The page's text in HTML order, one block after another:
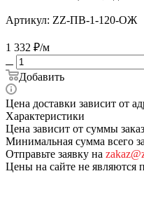
Артикул: ZZ-ПВ-1-120-ОЖ
1 332 ₽/м
Добавить
Цена доставки зависит от
Характеристики
Цена зависит от суммы
Минимальная сумма всего
Отправьте заявку на
Цены на сайте не являются